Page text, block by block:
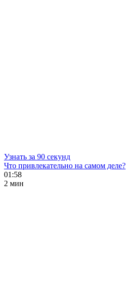
Узнать за 90 секунд
Что привлекательно на самом деле?
01:58
2 мин